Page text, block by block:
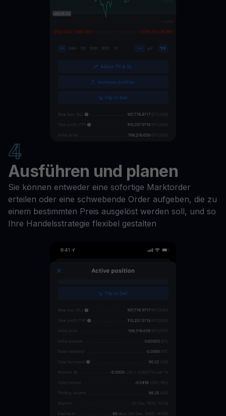
4
Ausführen und planen
Sie können entweder eine sofortige Marktorder
erteilen oder eine schwebende Order aufgeben, die zu
einem bestimmten Preis ausgelöst werden soll, und so
Ihre Handelsstrategie flexibel gestalten